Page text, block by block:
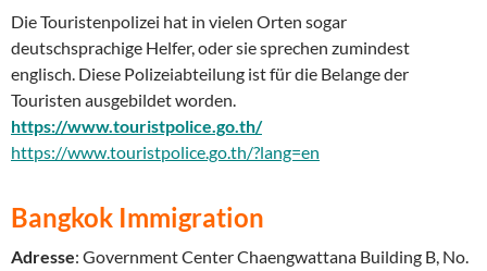
Die Touristenpolizei hat in vielen Orten sogar
deutschsprachige Helfer, oder sie sprechen zumindest
englisch. Diese Polizeiabteilung ist für die Belange der
Touristen ausgebildet worden.
https://www.touristpolice.go.th/
https://www.touristpolice.go.th/?lang=en
Bangkok Immigration
Adresse: Government Center Chaengwattana Building B, No.